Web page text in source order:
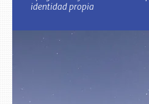
identidad propia